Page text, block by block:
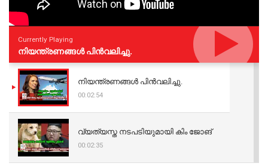
Currently Playing
നിയന്ത്രണങ്ങള്‍ പിന്‍വലിച്ചു.
നിയന്ത്രണങ്ങള്‍ പിന്‍വലിച്ചു.
00:02:54
വ്യത്യസ്ത നടപടിയുമായി കിം ജോങ്
00:02:35